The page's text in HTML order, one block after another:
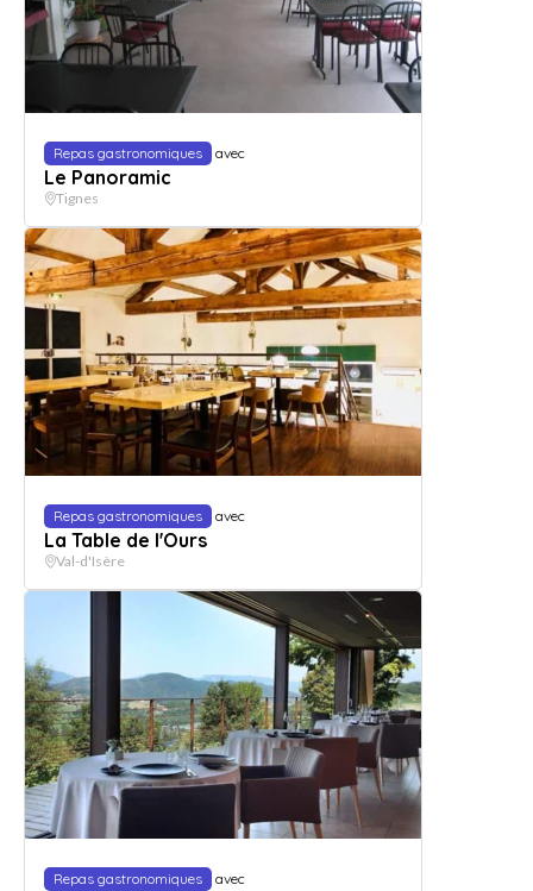
Repas gastronomiques avec
Le Panoramic
Tignes
Repas gastronomiques avec
La Table de l'Ours
Val-d'Isère
Repas gastronomiques avec